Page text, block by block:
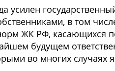
усилен
в том
ЖК РФ, касающихся
будущем
во многих случаях